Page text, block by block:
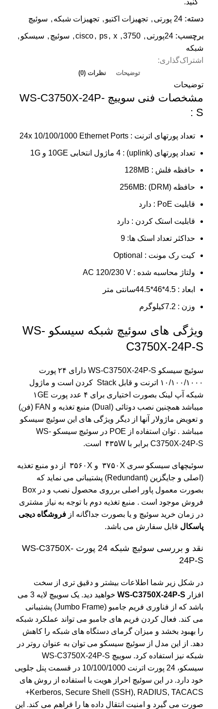
دسته: 24 پورتی , تجهیزات اکتیو , تجهیزات شبکه , سوئيچ
برچسب: 24پورتی ,
3750
,
cisco, ps, x
, سوئیچ , سیسکو ,
شبکه
اشتراک‌گذاری:
توضیحات نظرات (0)
توضیحات
مشخصات فنی سوییچ WS-C3750X-24P-
S :
تعداد پورتهای اترنت : 24x 10/100/1000 Ethernet Ports
تعداد پورتهای (uplink) : 4 ماژول انتخابی 10GE و 1G
حافظه فلش : 128MB
حافظه (DRM) :256MB
قابلیت PoE : دارد
قابلیت استک کردن : دارد
حداکثر تعداد استک ها: 9
کیت رک مونت : Optional
ولتاژ محاسبه شده : AC 120/230 V
ابعاد : 4.5*46*44.5سانتی متر
وزن : 7.2کیلوگرم
ویژگی های سوئیچ شبکه سیسکو WS-
C3750X-24P-S
سوئیچ سیسکو WS-C3750X-24P-S دارای ۲۴ پورت
۱۰/۱۰۰/۱۰۰۰ اترنت و قابل Stack کردن است و ماژول
شبکه آپ لینک بصورت اختیاری برای ۴ عدد پورت ۱GE
میباشد همچنین نصب دوتائی (Dual) منبع تغذیه و FAN (فن)
و تعویض ماژولار آنها از دیگر ویژگی های این سوئیچ سیسکو
میباشد . توان استفاده از POE در سوئیچ سیسکو WS-
C3750X-24P-S برابر با ۴۳۵W است.
سوئیچهای سیسکو سری ۳۷۵۰X و ۳۵۶۰X از دو منبع تغذیه
(اصلی و جایگزین (Redundant) پشتیبانی می نماید که
بصورت معمول پاور اصلی برروی محصول نصب و در Box
فروش موجود است . منبع تغذیه دوم با توجه به نیاز مشتری
در زمان خرید سوئیچ و یا بصورت جداگانه از فروشگاه دیجی
پاسکال قابل سفارش می باشد.
نقد و بررسی سوئیچ شبکه 24 پورت WS-C3750X-
24P-S
در شکل زیر شما اطلاعات بیشتر و دقیق تری از سخت
افزار WS-C3750X-24P-S
خواهید دید. یک سوییچ لایه 3 می
باشد که از فناوری فریم جامبو (Jumbo Frame) پشتیبانی
می کند. فعال کردن فریم های جامبو می تواند عملکرد شبکه
را بهبود بخشد و میزان گرمای دستگاه های شبکه را کاهش
دهد. از این مدل از سوئیچ سیسکو می توان به عنوان روتر در
شبکه نیز استفاده کرد. سوییچ WS-C3750X-24P-S
سیسکو، 24 پورت اترنت 10/100/1000 در قسمت پنل جلویی
خود دارد. در این سوئیچ احراز هویت با استفاده از روش های
Kerberos, Secure Shell (SSH), RADIUS, TACACS+
صورت می گیرد و امنیت انتقال داده ها را فراهم می کند. این